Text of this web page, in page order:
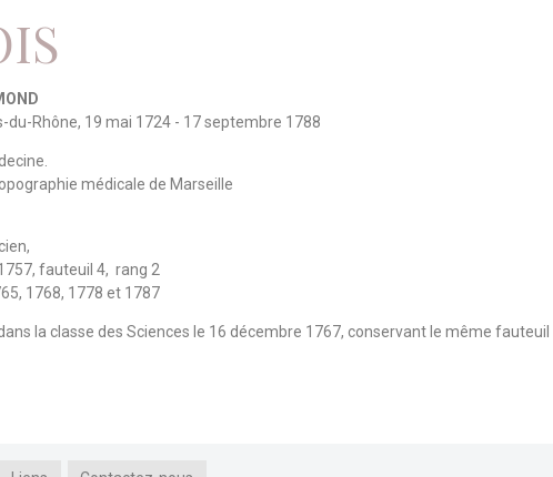
du-Rhône, 19 mai 1724 - 17 septembre 1788
médicale de Marseille
fauteuil 4, rang 2
1768, 1778 et 1787
la classe des Sciences le 16 décembre 1767, conservant le même fauteuil